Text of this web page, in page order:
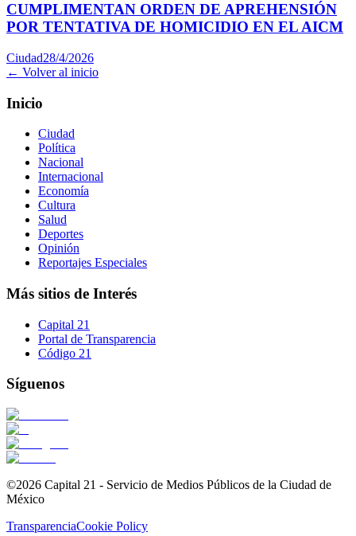
CUMPLIMENTAN ORDEN DE APREHENSIÓN
POR TENTATIVA DE HOMICIDIO EN EL AICM
Ciudad28/4/2026
← Volver al inicio
Inicio
Ciudad
Política
Nacional
Internacional
Economía
Cultura
Salud
Deportes
Opinión
Reportajes Especiales
Más sitios de Interés
Capital 21
Portal de Transparencia
Código 21
Síguenos
©2026 Capital 21 - Servicio de Medios Públicos de la Ciudad de
México
TransparenciaCookie Policy